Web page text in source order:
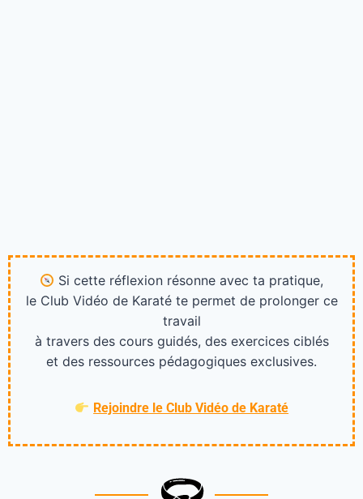
Si cette réflexion résonne avec ta pratique,
le Club Vidéo de Karaté te permet de prolonger ce
travail
à travers des cours guidés, des exercices ciblés
et des ressources pédagogiques exclusives.
Rejoindre le Club Vidéo de Karaté